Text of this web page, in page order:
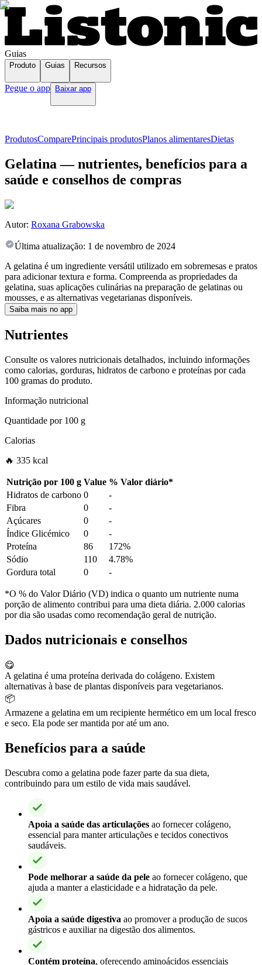
Guias
Produto Guias Recursos
Pegue o app Baixar app
ProdutosComparePrincipais produtosPlanos alimentaresDietas
Gelatina — nutrientes, benefícios para a
saúde e conselhos de compras
Autor: Roxana Grabowska
Última atualização: 1 de novembro de 2024
A gelatina é um ingrediente versátil utilizado em sobremesas e pratos
para adicionar textura e forma. Compreenda as propriedades da
gelatina, suas aplicações culinárias na preparação de gelatinas ou
mousses, e as alternativas vegetarianas disponíveis.
Saiba mais no app
Nutrientes
Consulte os valores nutricionais detalhados, incluindo informações
como calorias, gorduras, hidratos de carbono e proteínas por cada
100 gramas do produto.
Informação nutricional
Quantidade por100 g
Calorias
🔥 335 kcal
Nutrição por 100 g Value % Valor diário*
Hidratos de carbono 0
-
Fibra
0
-
Açúcares
0
-
Índice Glicémico
0
-
Proteína
86
172%
Sódio
110
4.78%
Gordura total
0 -
*O % do Valor Diário (VD) indica o quanto um nutriente numa
porção de alimento contribui para uma dieta diária. 2.000 calorias
por dia são usadas como recomendação geral de nutrição.
Dados nutricionais e conselhos
😋
A gelatina é uma proteína derivada do colágeno. Existem
alternativas à base de plantas disponíveis para vegetarianos.
📦
Armazene a gelatina em um recipiente hermético em um local fresco
e seco. Ela pode ser mantida por até um ano.
Benefícios para a saúde
Descubra como a gelatina pode fazer parte da sua dieta,
contribuindo para um estilo de vida mais saudável.
Apoia a saúde das articulações ao fornecer colágeno,
essencial para manter articulações e tecidos conectivos
saudáveis.
Pode melhorar a saúde da pele ao fornecer colágeno, que
ajuda a manter a elasticidade e a hidratação da pele.
Apoia a saúde digestiva ao promover a produção de sucos
gástricos e auxiliar na digestão dos alimentos.
Contém proteína, oferecendo aminoácidos essenciais